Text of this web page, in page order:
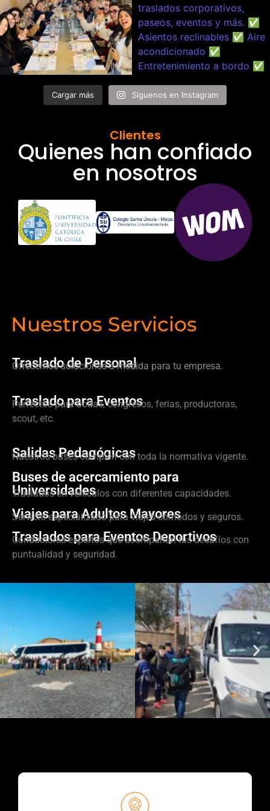
Cargar más Síguenos en Instagram
Clientes
Quienes han confiado
en nosotros
Nuestros Servicios
Traslado de Personal
Ofrecemos soluciones a medida para tu empresa.
Traslado para Eventos
Perfectos para bodas, congresos, ferias, productoras,
scout, etc.
Salidas Pedagógicas
Nuestros buses cumplen con toda la normativa vigente.
Buses de acercamiento para
Universidades
Traslados en vehículos con diferentes capacidades.
Viajes para Adultos Mayores
Servicio especializado para viajes cómodos y seguros.
Traslados para Eventos Deportivos
Conductores expertos que acompañan tus desafíos con
puntualidad y seguridad.